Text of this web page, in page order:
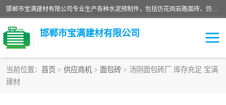
邯郸市宝满建材有限公司专业生产各种水泥预制件，包括仿花岗岩路面砖、仿花岗岩人行道砖、仿花岗岩路侧石、烧结砖、植草砖、码头砖连锁块、仿花岗岩路侧石、沙井盖、水泥盖板等各种水泥制品
邯郸市宝满建材有限公司
当前位置： 首页 > 供应商机 > 面包砖 > 汤阴面包砖厂 库存充足 宝满
建材
墙体砖